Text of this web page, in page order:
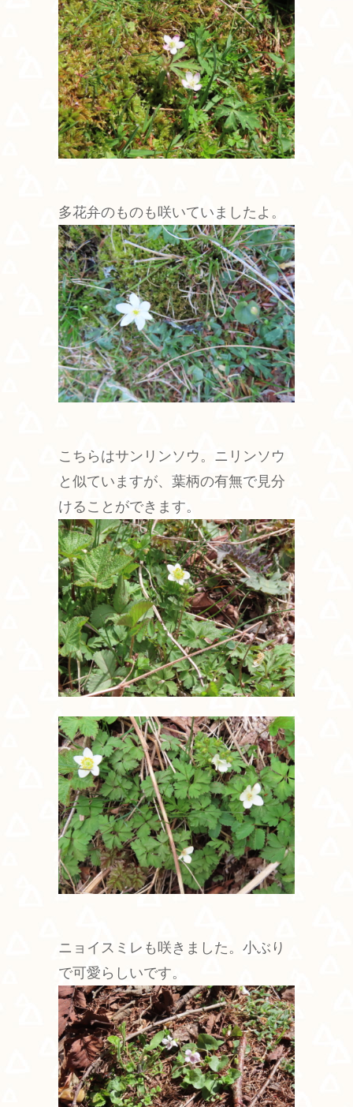
多花弁のものも咲いていましたよ。
こちらはサンリンソウ。ニリンソウ
と似ていますが、葉柄の有無で見分
けることができます。
ニョイスミレも咲きました。小ぶり
で可愛らしいです。